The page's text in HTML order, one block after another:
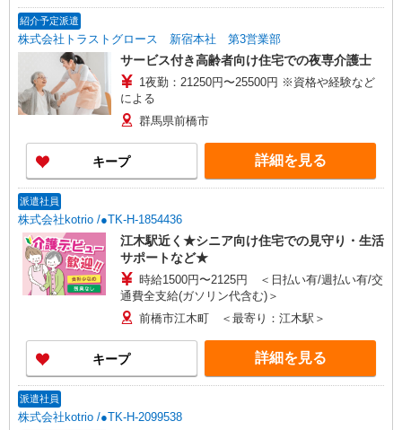
紹介予定派遣
株式会社トラストグロース 新宿本社 第3営業部
サービス付き高齢者向け住宅での夜専介護士
1夜勤：21250円〜25500円 ※資格や経験など
による
群馬県前橋市
キープ 詳細を見る
派遣社員
株式会社kotrio /●TK-H-1854436
江木駅近く★シニア向け住宅での見守り・生活
サポートなど★
時給1500円〜2125円 ＜日払い有/週払い有/交
通費全支給(ガソリン代含む)＞
前橋市江木町 ＜最寄り：江木駅＞
キープ 詳細を見る
派遣社員
株式会社kotrio /●TK-H-2099538